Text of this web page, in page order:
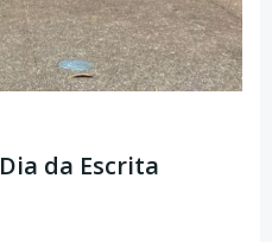
da Escrita